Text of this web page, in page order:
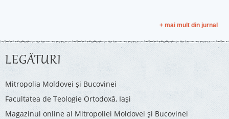
+ mai mult din jurnal
LEGĂTURI
Mitropolia Moldovei și Bucovinei
Facultatea de Teologie Ortodoxă, Iaşi
Magazinul online al Mitropoliei Moldovei și Bucovinei